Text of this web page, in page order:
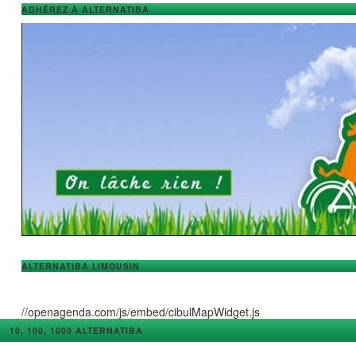
ADHÉREZ À ALTERNATIBA
ALTERNATIBA LIMOUSIN
//openagenda.com/js/embed/cibulMapWidget.js
10, 100, 1000 ALTERNATIBA